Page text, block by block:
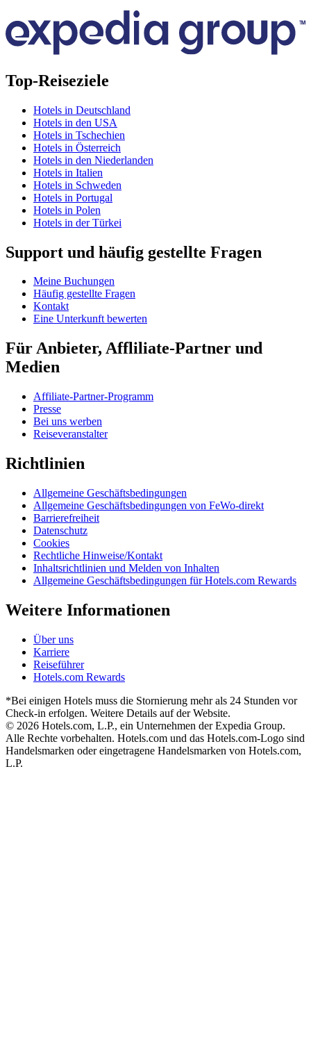
Top-Reiseziele
Hotels in Deutschland
Hotels in den USA
Hotels in Tschechien
Hotels in Österreich
Hotels in den Niederlanden
Hotels in Italien
Hotels in Schweden
Hotels in Portugal
Hotels in Polen
Hotels in der Türkei
Support und häufig gestellte Fragen
Meine Buchungen
Häufig gestellte Fragen
Kontakt
Eine Unterkunft bewerten
Für Anbieter, Affliliate-Partner und
Medien
Affiliate-Partner-Programm
Presse
Bei uns werben
Reiseveranstalter
Richtlinien
Allgemeine Geschäftsbedingungen
Allgemeine Geschäftsbedingungen von FeWo-direkt
Barrierefreiheit
Datenschutz
Cookies
Rechtliche Hinweise/Kontakt
Inhaltsrichtlinien und Melden von Inhalten
Allgemeine Geschäftsbedingungen für Hotels.com Rewards
Weitere Informationen
Über uns
Karriere
Reiseführer
Hotels.com Rewards
*Bei einigen Hotels muss die Stornierung mehr als 24 Stunden vor
Check-in erfolgen. Weitere Details auf der Website.
© 2026 Hotels.com, L.P., ein Unternehmen der Expedia Group.
Alle Rechte vorbehalten. Hotels.com und das Hotels.com-Logo sind
Handelsmarken oder eingetragene Handelsmarken von Hotels.com,
L.P.